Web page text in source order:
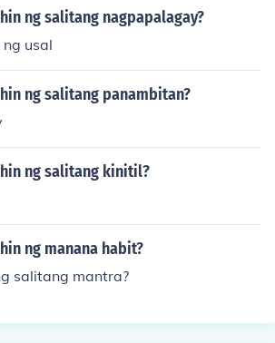
ng salitang nagpapalagay?
usal
ng salitang panambitan?
ng salitang kinitil?
ng manana habit?
salitang mantra?